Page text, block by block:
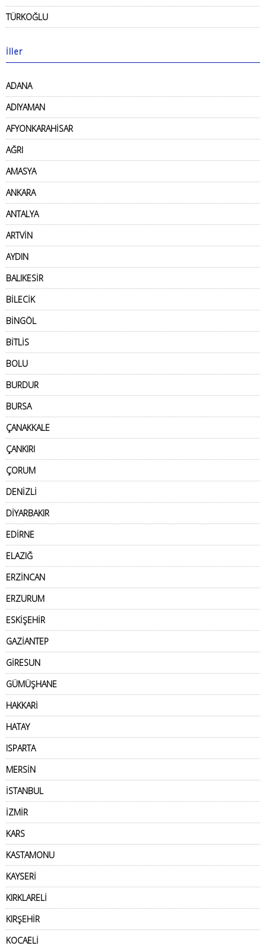
TÜRKOĞLU
İller
ADANA
ADIYAMAN
AFYONKARAHİSAR
AĞRI
AMASYA
ANKARA
ANTALYA
ARTVİN
AYDIN
BALIKESİR
BİLECİK
BİNGÖL
BİTLİS
BOLU
BURDUR
BURSA
ÇANAKKALE
ÇANKIRI
ÇORUM
DENİZLİ
DİYARBAKIR
EDİRNE
ELAZIĞ
ERZİNCAN
ERZURUM
ESKİŞEHİR
GAZİANTEP
GİRESUN
GÜMÜŞHANE
HAKKARİ
HATAY
ISPARTA
MERSİN
İSTANBUL
İZMİR
KARS
KASTAMONU
KAYSERİ
KIRKLARELİ
KIRŞEHİR
KOCAELİ